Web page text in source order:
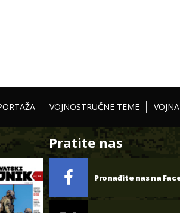
VOJNOSTRUČNE TEME
Pratite nas
Pronađite nas na